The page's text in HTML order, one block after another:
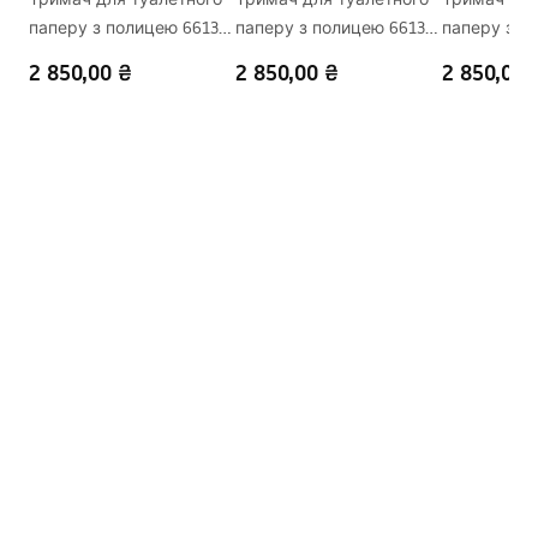
паперу з полицею 6613
2 850,00 ₴
паперу з полицею 6613
2 850,00 ₴
паперу з
2 850,00